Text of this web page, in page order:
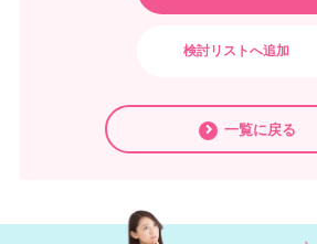
一覧に戻る